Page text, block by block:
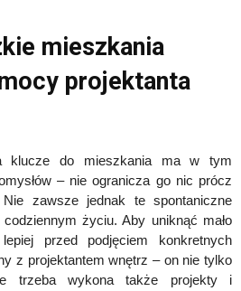
mieszkania
projektanta
klucze do mieszkania ma w tym
– nie ogranicza go nic prócz
Nie zawsze jednak te spontaniczne
życiu. Aby uniknąć mało
przed podjęciem konkretnych
z projektantem wnętrz – on nie tylko
trzeba wykona także projekty i